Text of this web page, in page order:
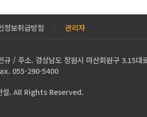
정보취급방침 관리자
규 / 주소. 경상남도 창원시 마산회원구 3.15대
055-290-5400
. All Rights Reserved.